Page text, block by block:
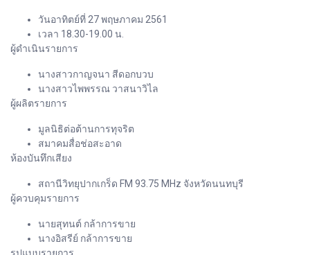
วันอาทิตย์ที่ 27 พฤษภาคม 2561
เวลา 18.30-19.00 น.
ผู้ดำเนินรายการ
นางสาวกาญจนา สีดอกบวบ
นางสาวไพพรรณ วาสนาวิไล
ผู้ผลิตรายการ
มูลนิธิต่อต้านการทุจริต
สมาคมสื่อช่อสะอาด
ห้องบันทึกเสียง
สถานีวิทยุปากเกร็ด FM 93.75 MHz จังหวัดนนทบุรี
ผู้ควบคุมรายการ
นายสุทนต์ กล้าการขาย
นางอิสรีย์ กล้าการขาย
รูปแบบรายการ